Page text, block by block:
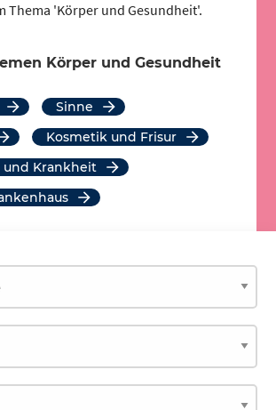
Thema 'Körper und Gesundheit'.
Körper und Gesundheit
Sinne
Kosmetik und Frisur
und Krankheit